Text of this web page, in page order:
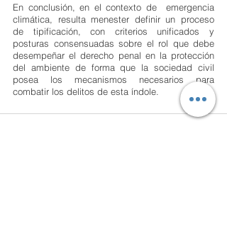
En conclusión, en el contexto de  emergencia
climática, resulta menester definir un proceso
de tipificación, con criterios unificados y
posturas consensuadas sobre el rol que debe
desempeñar el derecho penal en la protección
del ambiente de forma que la sociedad civil
posea los mecanismos necesarios para
combatir los delitos de esta índole.